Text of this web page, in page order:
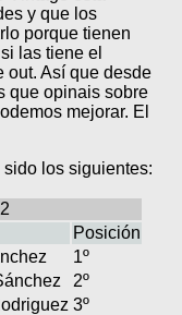
y que los
porque tienen
las tiene el
. Así que desde
que opinais sobre
mejorar. El
los siguientes:
Posición
1º
2º
3º